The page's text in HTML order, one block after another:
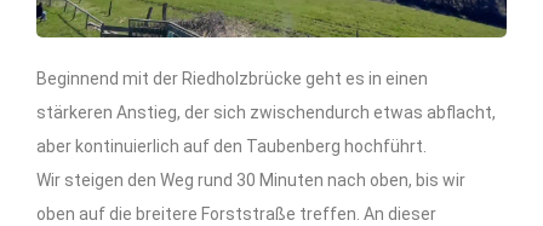
Beginnend mit der Riedholzbrücke geht es in einen
stärkeren Anstieg, der sich zwischendurch etwas abflacht,
aber kontinuierlich auf den Taubenberg hochführt.
Wir steigen den Weg rund 30 Minuten nach oben, bis wir
oben auf die breitere Forststraße treffen. An dieser